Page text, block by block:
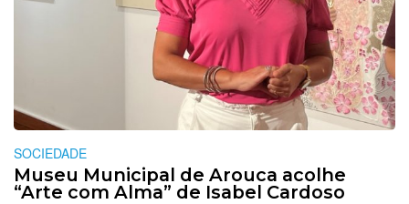
SOCIEDADE
Museu Municipal de Arouca acolhe
“Arte com Alma” de Isabel Cardoso